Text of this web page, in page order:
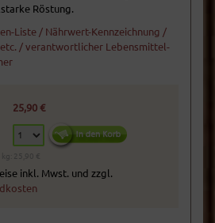
Röstung.
Liste / Nährwert-Kennzeichnung /
/ verantwortlicher Lebensmittel-
25,90 €
25,90 €
inkl. Mwst. und zzgl.